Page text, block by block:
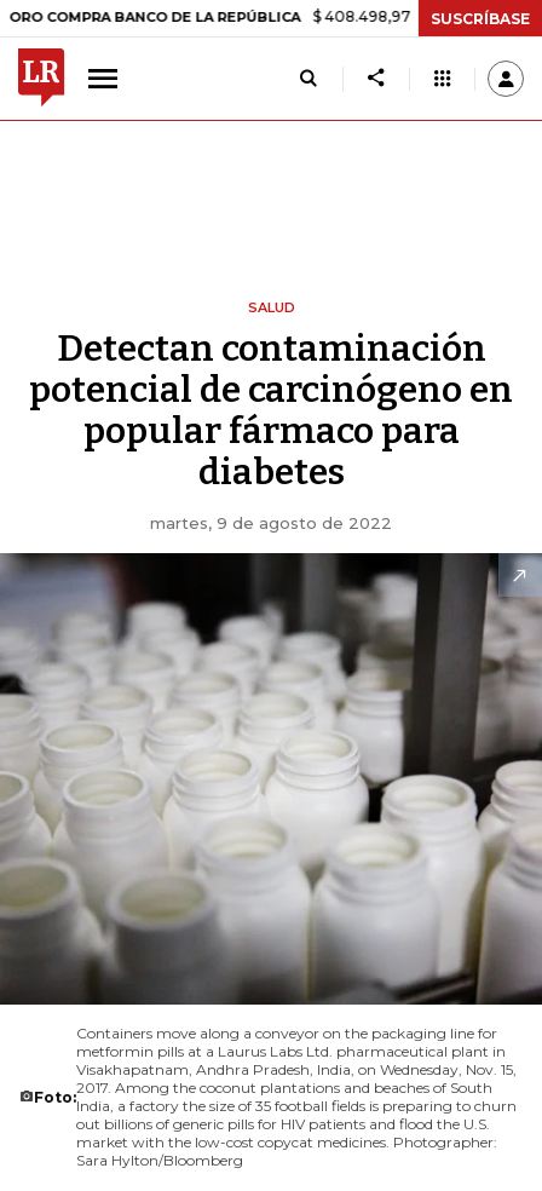
BANCO DE LA REPÚBLICA $ 408.498,97 +$ 8.753,81 +2,19%
SUSCRÍBASE
SALUD
Detectan contaminación
potencial de carcinógeno en
popular fármaco para
diabetes
martes, 9 de agosto de 2022
Foto:
Containers move along a conveyor on the packaging line for
metformin pills at a Laurus Labs Ltd. pharmaceutical plant in
Visakhapatnam, Andhra Pradesh, India, on Wednesday, Nov. 15,
2017. Among the coconut plantations and beaches of South
India, a factory the size of 35 football fields is preparing to churn
out billions of generic pills for HIV patients and flood the U.S.
market with the low-cost copycat medicines. Photographer:
Sara Hylton/Bloomberg